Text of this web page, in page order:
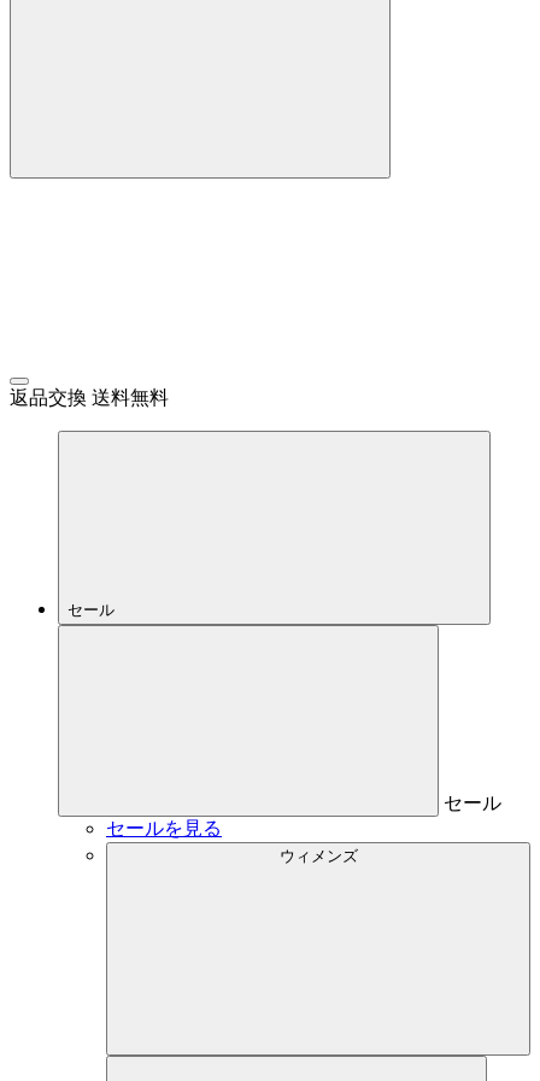
返品交換 送料無料
セール
セール
セールを見る
ウィメンズ